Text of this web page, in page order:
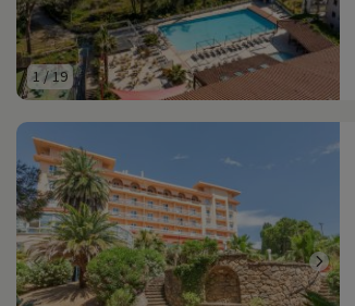
1/19